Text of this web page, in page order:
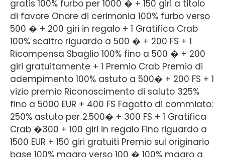
gratis 100% furbo per 1000 � + 150 giri a titolo
di favore Onore di cerimonia 100% furbo verso
500 � + 200 giri in regalo + 1 Gratifica Crab
100% scaltro riguardo a 500 � + 200 FS + 1
Ricompensa Sbaglio 100% fino a 500 � + 200
giri gratuitamente + 1 Premio Crab Premio di
adempimento 100% astuto a 500� + 200 FS + 1
vizio premio Riconoscimento di saluto 325%
fino a 5000 EUR + 400 FS Fagotto di commiato:
250% astuto per 2.500� + 300 FS + 1 Gratifica
Crab �300 + 100 giri in regalo Fino riguardo a
1500 EUR + 150 giri gratuiti Premio sul originario
base 100% magro verso 100 � 100% magro a